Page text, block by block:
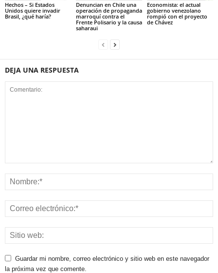
Hechos – Si Estados
Unidos quiere invadir
Brasil, ¿qué haría?
Denuncian en Chile una
operación de propaganda
marroquí contra el
Frente Polisario y la causa
saharaui
Economista: el actual
gobierno venezolano
rompió con el proyecto
de Chávez
DEJA UNA RESPUESTA
Guardar mi nombre, correo electrónico y sitio web en este navegador
la próxima vez que comente.